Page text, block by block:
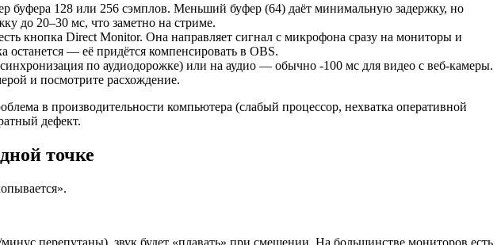
буфера 128 или 256 сэмплов. Меньший буфер (64) даёт минимальную задержку, но
до 20–30 мс, что заметно на стриме.
кнопка Direct Monitor. Она направляет сигнал с микрофона сразу на мониторы и
— её придётся компенсировать в OBS.
по аудиодорожке) или на аудио — обычно -100 мс для видео с веб-камеры.
и посмотрите расхождение.
в производительности компьютера (слабый процессор, нехватка оперативной
дефект.
точке
перепутаны), звук будет «плавать» при смещении. На большинстве мониторов есть